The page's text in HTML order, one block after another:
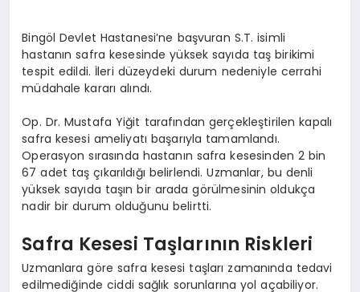
Bingöl Devlet Hastanesi’ne başvuran S.T. isimli
hastanın safra kesesinde yüksek sayıda taş birikimi
tespit edildi. İleri düzeydeki durum nedeniyle cerrahi
müdahale kararı alındı.
Op. Dr. Mustafa Yiğit tarafından gerçekleştirilen kapalı
safra kesesi ameliyatı başarıyla tamamlandı.
Operasyon sırasında hastanın safra kesesinden 2 bin
67 adet taş çıkarıldığı belirlendi. Uzmanlar, bu denli
yüksek sayıda taşın bir arada görülmesinin oldukça
nadir bir durum olduğunu belirtti.
Safra Kesesi Taşlarının Riskleri
Uzmanlara göre safra kesesi taşları zamanında tedavi
edilmediğinde ciddi sağlık sorunlarına yol açabiliyor.